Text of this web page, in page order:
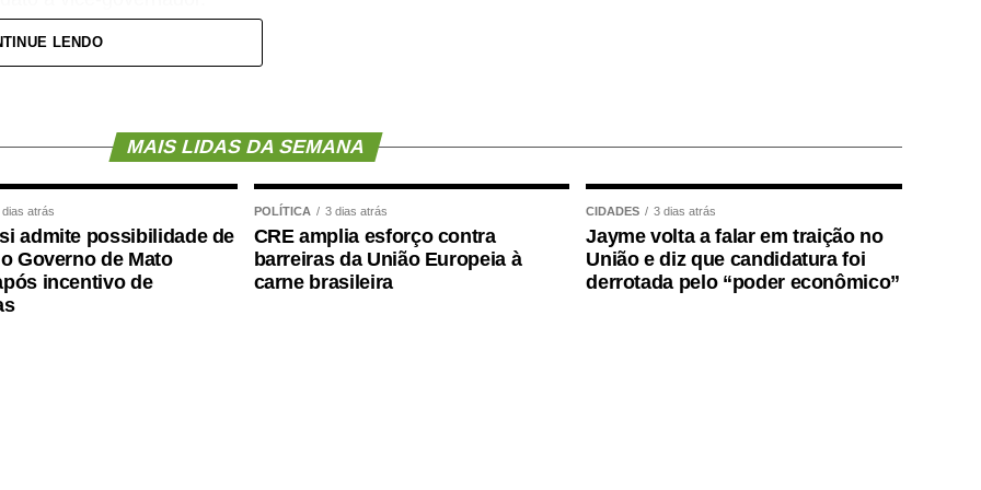
apenas uma mudança na composição
Trata-se da forma como a política é
nasceu de uma negociação informal. Ele
decisão política que, inclusive, foi levada à
e formalizada dentro do processo
LENDO
MAIS LIDAS DA SEMANA
dias atrás
admite possibilidade de
Governo de Mato
incentivo de
POLÍTICA 3 dias atrás
CRE amplia esforço contra
barreiras da União Europeia à
carne brasileira
CIDADES 3 dias atrás
Jayme volta a falar em traição no
União e diz que candidatura foi
derrotada pelo “poder econômico”